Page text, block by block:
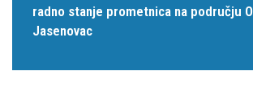
radno stanje prometnica na području
Jasenovac